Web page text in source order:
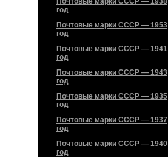
год
Почтовые марки СССР — 1953
год
Почтовые марки СССР — 1941
год
Почтовые марки СССР — 1943
год
Почтовые марки СССР — 1935
год
Почтовые марки СССР — 1937
год
Почтовые марки СССР — 1940
год